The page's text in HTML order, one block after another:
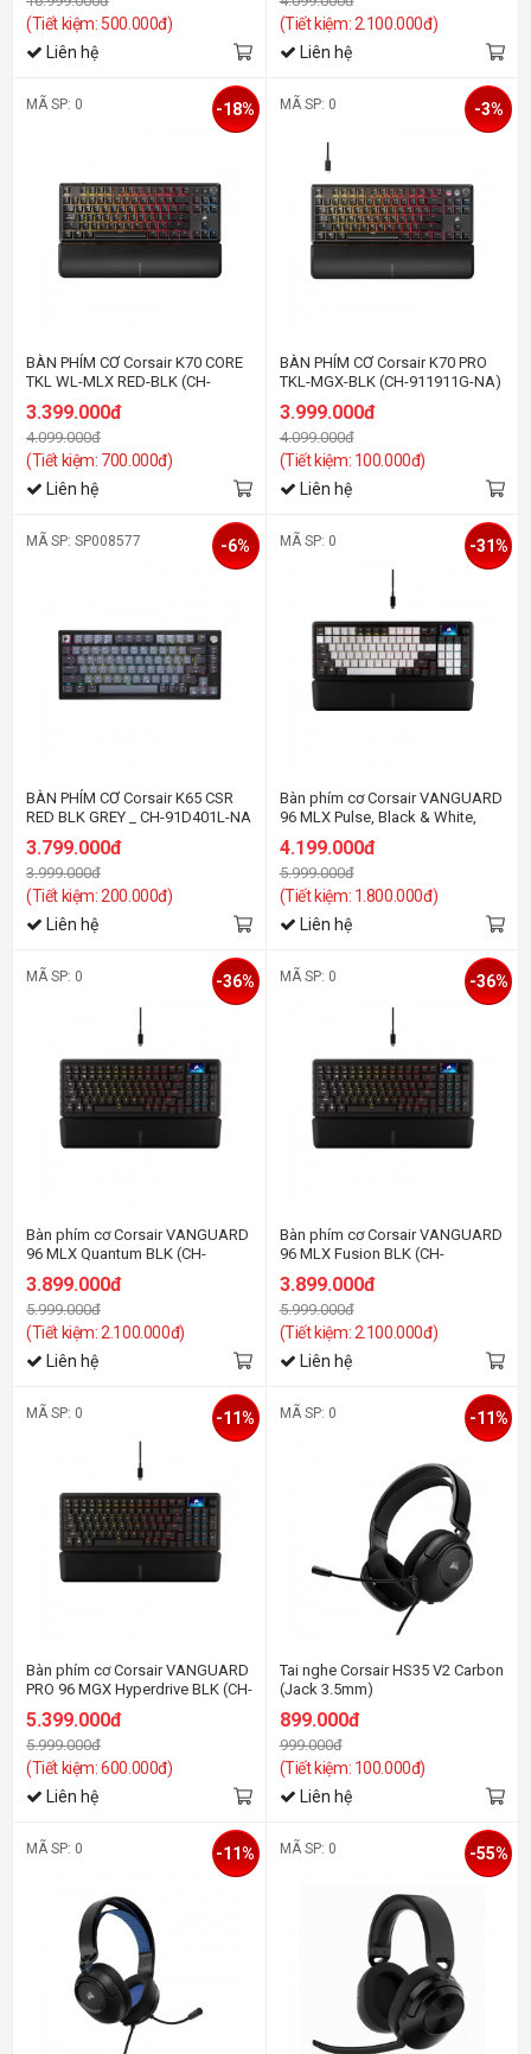
(Tiết kiệm: 500.000đ)
Liên hệ
(Tiết kiệm: 2.100.000đ)
Liên hệ
MÃ SP: 0
BÀN PHÍM CƠ Corsair K70 CORE
TKL WL-MLX RED-BLK (CH-
3.399.000đ
4.099.000đ
(Tiết kiệm: 700.000đ)
-18%
Liên hệ
MÃ SP: 0
BÀN PHÍM CƠ Corsair K70 PRO
TKL-MGX-BLK (CH-911911G-NA)
3.999.000đ
4.099.000đ
(Tiết kiệm: 100.000đ)
-3%
Liên hệ
MÃ SP: SP008577
BÀN PHÍM CƠ Corsair K65 CSR
RED BLK GREY _ CH-91D401L-NA
3.799.000đ
3.999.000đ
(Tiết kiệm: 200.000đ)
-6%
Liên hệ
MÃ SP: 0
Bàn phím cơ Corsair VANGUARD
96 MLX Pulse, Black & White,
Dual Tone PBT (CH-91E921I-NA)
4.199.000đ
5.999.000đ
(Tiết kiệm: 1.800.000đ)
-31%
Liên hệ
MÃ SP: 0
Bàn phím cơ Corsair VANGUARD
96 MLX Quantum BLK (CH-
3.899.000đ
5.999.000đ
(Tiết kiệm: 2.100.000đ)
-36%
Liên hệ
MÃ SP: 0
Bàn phím cơ Corsair VANGUARD
96 MLX Fusion BLK (CH-
3.899.000đ
5.999.000đ
(Tiết kiệm: 2.100.000đ)
-36%
Liên hệ
MÃ SP: 0
Bàn phím cơ Corsair VANGUARD
PRO 96 MGX Hyperdrive BLK (CH-
91E911G-NA)
5.399.000đ
5.999.000đ
(Tiết kiệm: 600.000đ)
-11%
Liên hệ
MÃ SP: 0
Tai nghe Corsair HS35 V2 Carbon
(Jack 3.5mm)
899.000đ
999.000đ
(Tiết kiệm: 100.000đ)
-11%
Liên hệ
MÃ SP: 0 -11% MÃ SP: 0 -55%